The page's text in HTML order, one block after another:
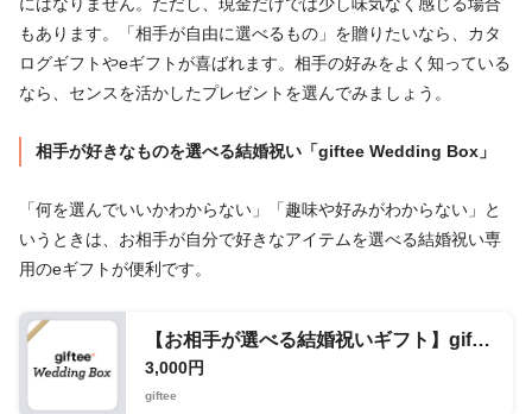
にはなりません。ただし、現金だけでは少し味気なく感じる場合
もあります。「相手が自由に選べるもの」を贈りたいなら、カタ
ログギフトやeギフトが喜ばれます。相手の好みをよく知っている
なら、センスを活かしたプレゼントを選んでみましょう。
相手が好きなものを選べる結婚祝い「giftee Wedding Box」
「何を選んでいいかわからない」「趣味や好みがわからない」と
いうときは、お相手が自分で好きなアイテムを選べる結婚祝い専
用のeギフトが便利です。
【お相手が選べる結婚祝いギフト】giftee Wedding Box 3,000ポイント
3,000円
giftee